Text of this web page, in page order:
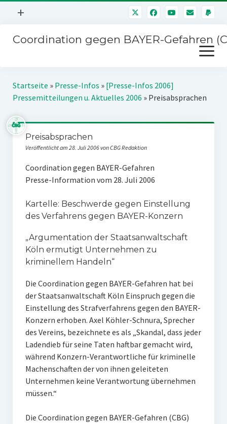
Menü
+
Mitmachen
Über uns
Kontakt
Impressum
Coordination gegen BAYER-Gefahren
Menü
öffnen
Kampagnen
Stichwort BAYER
Jahrestagung
SPENDEN
Startseite » Presse-Infos » [Presse-Infos 2006]
Pressemitteilungen u. Aktuelles 2006 » Preisabsprachen
Preisabsprachen
Veröffentlicht am 28. Juli 2006 von CBG Redaktion
Coordination gegen BAYER-Gefahren
Presse-Information vom 28. Juli 2006
Kartelle: Beschwerde gegen Einstellung
des Verfahrens gegen BAYER-Konzern
„Argumentation der Staatsanwaltschaft
Köln ermutigt Unternehmen zu
kriminellem Handeln“
Die Coordination gegen BAYER-Gefahren hat bei
der Staatsanwaltschaft Köln Einspruch gegen die
Einstellung des Strafverfahrens gegen den BAYER-
Konzern erhoben. Axel Köhler-Schnura, Sprecher
des Vereins, bezeichnete es als „Skandal, dass jeder
Ladendieb für seine Taten haftbar gemacht wird,
während Konzern-Verantwortliche für kriminelle
Machenschaften der von ihnen geleiteten
Unternehmen keine Verantwortung übernehmen
müssen.“
Die Coordination gegen BAYER-Gefahren (CBG)